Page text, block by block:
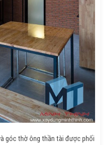
góc thờ ông thần tài được phối